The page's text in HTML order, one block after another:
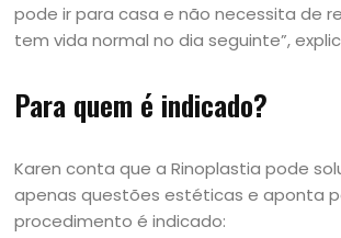
pode ir para casa e não necessita de
tem vida normal no dia seguinte”,
Para quem é indicado?
Karen conta que a Rinoplastia pode
apenas questões estéticas e aponta
procedimento é indicado: